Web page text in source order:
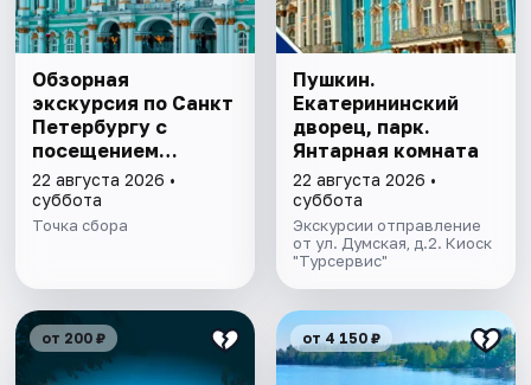
Обзорная
экскурсия по Санкт
Петербургу с
посещением
Эрмитажа
22 августа 2026 •
суббота
Точка сбора
Пушкин.
Екатерининский
дворец, парк.
Янтарная комната
22 августа 2026 •
суббота
Экскурсии отправление
от ул. Думская, д.2. Киоск
"Турсервис"
от 200 ₽ от 4 150 ₽